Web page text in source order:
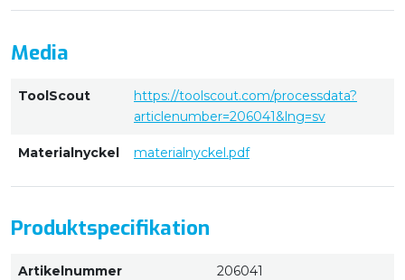
Media
ToolScout
https://toolscout.com/processdata?
articlenumber=206041&lng=sv
Materialnyckel materialnyckel.pdf
Produktspecifikation
Artikelnummer 206041